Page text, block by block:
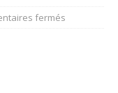
fermés